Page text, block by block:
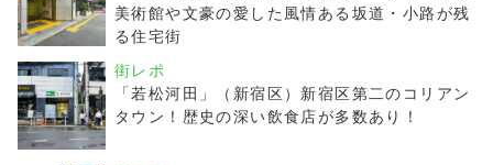
美術館や文豪の愛した風情ある坂道・小路が残
る住宅街
街レポ
「若松河田」（新宿区）新宿区第二のコリアン
タウン！歴史の深い飲食店が多数あり！